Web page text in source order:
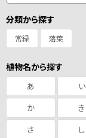
分類から探す
常緑 落葉
植物名から探す
あ い
か
き
さ
し